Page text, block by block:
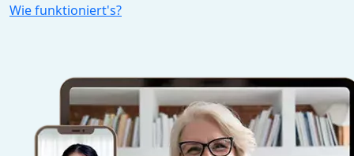
Wie funktioniert's?